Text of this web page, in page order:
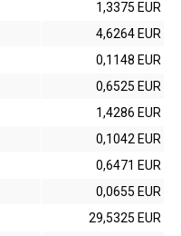
1,3375 EUR
4,6264 EUR
0,1148 EUR
0,6525 EUR
1,4286 EUR
0,1042 EUR
0,6471 EUR
0,0655 EUR
29,5325 EUR